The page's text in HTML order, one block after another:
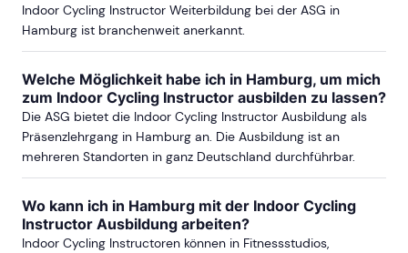
Indoor Cycling Instructor Weiterbildung bei der ASG in
Hamburg ist branchenweit anerkannt.
Welche Möglichkeit habe ich in Hamburg, um mich
zum Indoor Cycling Instructor ausbilden zu lassen?
Die ASG bietet die Indoor Cycling Instructor Ausbildung als
Präsenzlehrgang in Hamburg an. Die Ausbildung ist an
mehreren Standorten in ganz Deutschland durchführbar.
Wo kann ich in Hamburg mit der Indoor Cycling
Instructor Ausbildung arbeiten?
Indoor Cycling Instructoren können in Fitnessstudios,